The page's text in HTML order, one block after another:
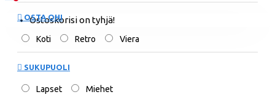
Ostoskorisi on tyhjä!
OSTA OHI
Koti Retro Viera
SUKUPUOLI
Lapset Miehet